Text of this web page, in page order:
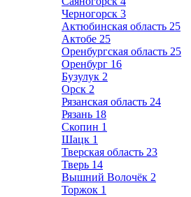
Черногорск 3
Актюбинская область 25
Актобе 25
Оренбургская область 25
Оренбург 16
Бузулук 2
Орск 2
Рязанская область 24
Рязань 18
Скопин 1
Шацк 1
Тверская область 23
Тверь 14
Вышний Волочёк 2
Торжок 1